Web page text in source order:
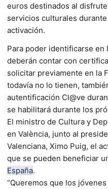
euros destinados al
servicios culturales
activación.
Para poder identificarse en
deberán contar con
solicitar previamente en la
todavía no lo tienen,
autentificación Cl@ve
se habilitará durante los
El ministro de Cultura y
en València, junto al
Valenciana, Ximo Puig, el
que se pueden beneficiar
España.
“Queremos que los